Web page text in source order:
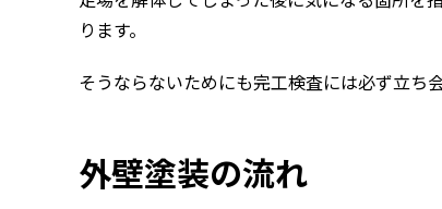
ります。
そうならないためにも完工検査には必ず立ち
外壁塗装の流れ